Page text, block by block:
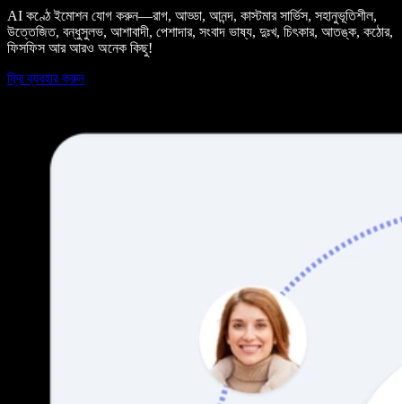
AI কণ্ঠে ইমোশন যোগ করুন—রাগ, আড্ডা, আনন্দ, কাস্টমার সার্ভিস, সহানুভূতিশীল,
উত্তেজিত, বন্ধুসুলভ, আশাবাদী, পেশাদার, সংবাদ ভাষ্য, দুঃখ, চিৎকার, আতঙ্ক, কঠোর,
ফিসফিস আর আরও অনেক কিছু!
ফ্রি ব্যবহার করুন